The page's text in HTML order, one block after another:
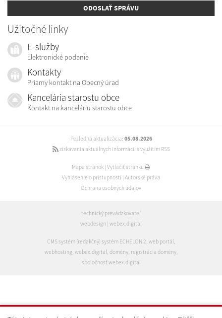
ODOSLAŤ SPRÁVU
Užitočné linky
E-služby
Elektronické podanie
Kontakty
Priamy kontakt na Obecný úrad
Kancelária starostu obce
Kontakt na kanceláriu starostu obce
Posledná aktualizácia: 05.08.2026
získavania aktuálnych informácií s využitím RSS
Mapa stránok Vytlačiť stránku
Vyhlásenie o prístupnosti Autorské práva
Ochrana osobných údajov
technický prevádzkovateľ
webdesign webex.digital
CMS systém (redakčný) systém ECHELON 2, web portál ,
webhosting, webex.digital , domény, registrácia domény,
spoločnosť webex.digital